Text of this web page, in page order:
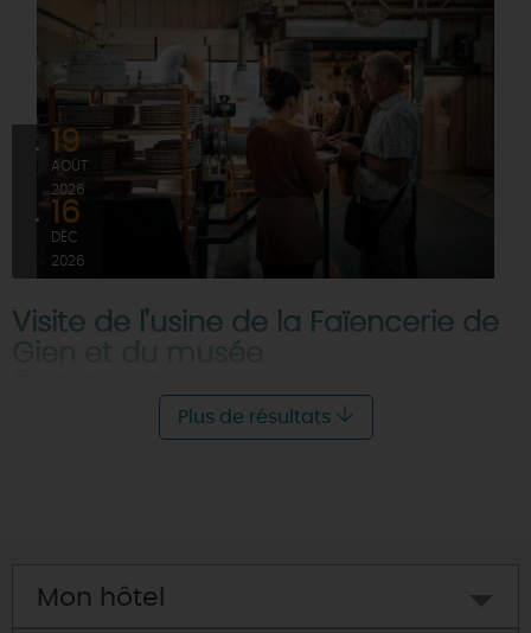
19
AOÛT
2026
16
DÉC
2026
Visite de l'usine de la Faïencerie de
Plus de résultats
Mon hôtel